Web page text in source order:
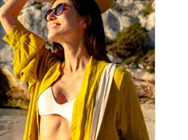
190 und Bombardier
drittgrößte Flughafen
Lufthansa und der
A, B, C und